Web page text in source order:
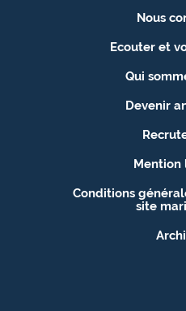
Nous
Ecouter et
Qui
Devenir
Mention
Conditions
site